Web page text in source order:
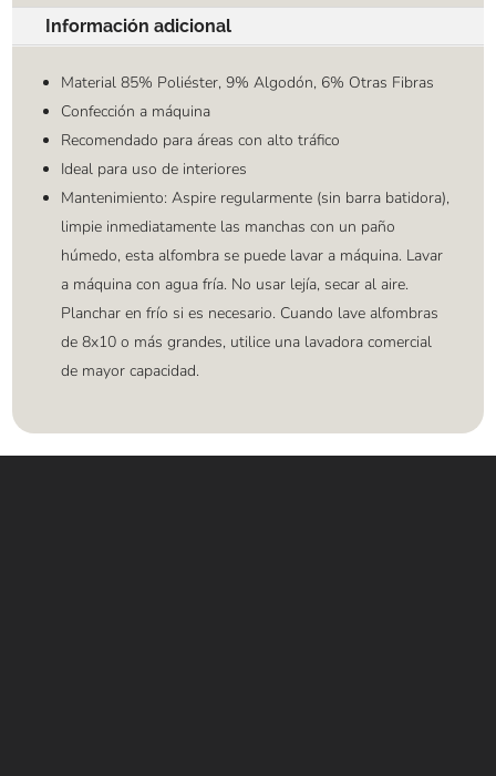
Información adicional
Material 85% Poliéster, 9% Algodón, 6% Otras Fibras
Confección a máquina
Recomendado para áreas con alto tráfico
Ideal para uso de interiores
Mantenimiento: Aspire regularmente (sin barra batidora),
limpie inmediatamente las manchas con un paño
húmedo, esta alfombra se puede lavar a máquina. Lavar
a máquina con agua fría. No usar lejía, secar al aire.
Planchar en frío si es necesario. Cuando lave alfombras
de 8x10 o más grandes, utilice una lavadora comercial
de mayor capacidad.